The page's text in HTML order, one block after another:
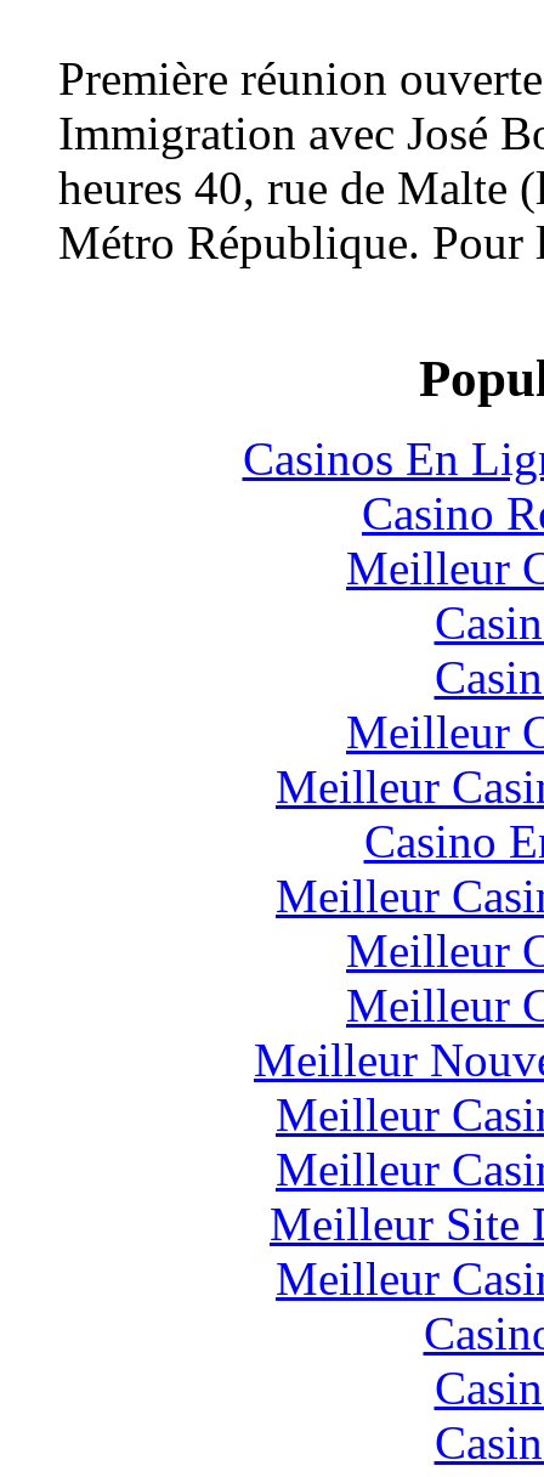
Première réunion
Immigration avec José
heures 40, rue de Malte
Métro République.
Casinos En
Casino
Meilleur
Meilleur
Meilleur
Casino
Meilleur
Meilleur
Meilleur
Meilleur
Meilleur
Meilleur
Meilleur Site
Meilleur